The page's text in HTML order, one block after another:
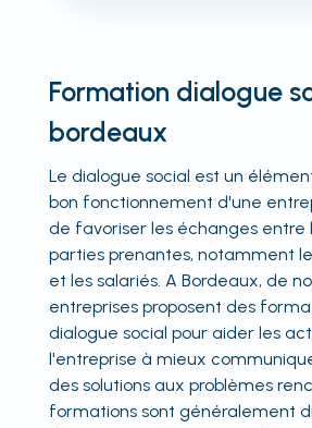
Formation dialogue
bordeaux
Le dialogue social est un
bon fonctionnement d'une
de favoriser les échanges
parties prenantes, notamment
et les salariés. A Bordeaux, de
entreprises proposent des
dialogue social pour aider les
l'entreprise à mieux
des solutions aux problèmes
formations sont généralement